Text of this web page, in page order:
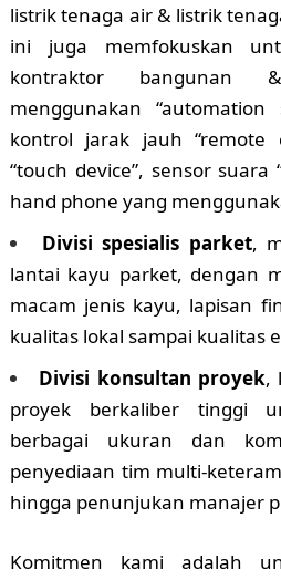
listrik tenaga air & listrik
ini juga memfokuskan
kontraktor bangunan
menggunakan
kontrol jarak jauh “remote
“touch device”, sensor suara
hand phone yang
Divisi spesialis parket,
lantai kayu parket, dengan
macam jenis kayu, lapisan
kualitas lokal sampai kualitas
Divisi konsultan proyek,
proyek berkaliber tinggi
berbagai ukuran dan
penyediaan tim multi-
hingga penunjukan manajer
Komitmen kami adalah